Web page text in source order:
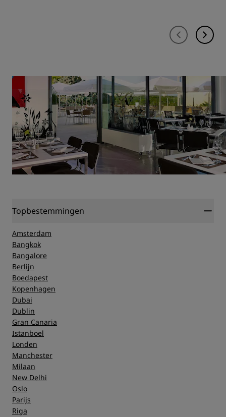
Topbestemmingen
Amsterdam
Bangkok
Bangalore
Berlijn
Boedapest
Kopenhagen
Dubai
Dublin
Gran Canaria
Istanboel
Londen
Manchester
Milaan
New Delhi
Oslo
Parijs
Riga